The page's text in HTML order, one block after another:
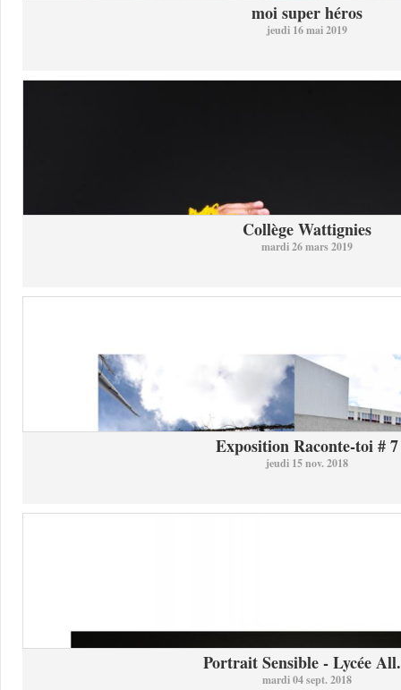
moi super héros
jeudi 16 mai 2019
Collège Wattignies
mardi 26 mars 2019
Exposition Raconte-toi # 7
jeudi 15 nov. 2018
Portrait Sensible - Lycée
mardi 04 sept. 2018